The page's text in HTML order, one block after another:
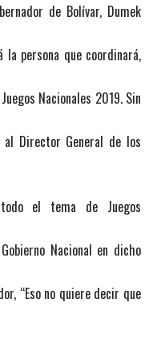
de Bolívar, Dumek
persona que coordinará,
Nacionales 2019. Sin
Director General de los
el tema de Juegos
Nacional en dicho
“Eso no quiere decir que